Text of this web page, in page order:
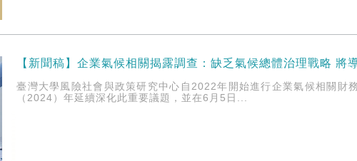
【新聞稿】企業氣候相關揭露調查：缺乏氣候總體治理戰略 將
臺灣大學風險社會與政策研究中心自2022年開始進行企業氣候相關
（2024）年延續深化此重要議題，並在6月5日...